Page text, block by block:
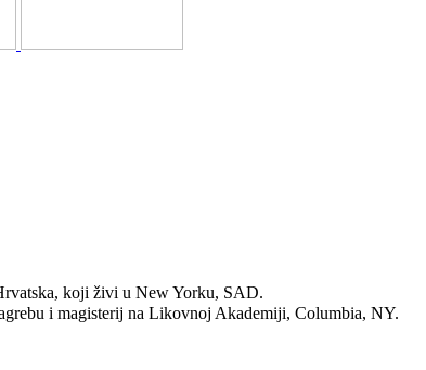
koji živi u New Yorku, SAD.
i magisterij na Likovnoj Akademiji, Columbia, NY.